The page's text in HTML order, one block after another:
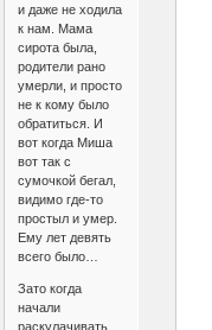
и даже не ходила
к нам. Мама
сирота была,
родители рано
умерли, и просто
не к кому было
обратиться. И
вот когда Миша
вот так с
сумочкой бегал,
видимо где-то
простыл и умер.
Ему лет девять
всего было…
Зато когда
начали
раскулачивать,